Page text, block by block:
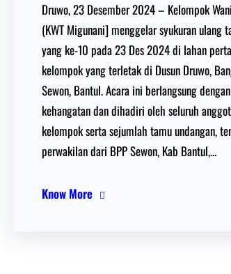
Druwo, 23 Desember 2024 – Kelompok
(KWT Migunani] menggelar syukuran ulang
yang ke-10 pada 23 Des 2024 di lahan
kelompok yang terletak di Dusun Druwo,
Sewon, Bantul. Acara ini berlangsung
kehangatan dan dihadiri oleh seluruh
kelompok serta sejumlah tamu undangan,
perwakilan dari BPP Sewon, Kab Bantul,…
Know More